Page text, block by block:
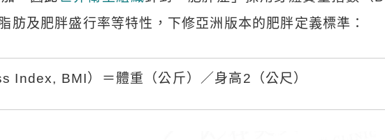
肪及肥胖盛行率等特性，下修亞洲版本的肥胖定義標準：
Index, BMI）＝體重（公斤）／身高2（公尺）